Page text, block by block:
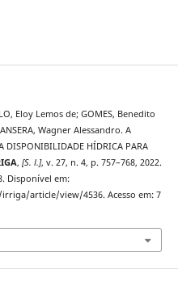
Eloy Lemos de; GOMES, Benedito
Wagner Alessandro. A
DISPONIBILIDADE HÍDRICA PARA
, [S. l.], v. 27, n. 4, p. 757–768, 2022.
Disponível em:
article/view/4536. Acesso em: 7